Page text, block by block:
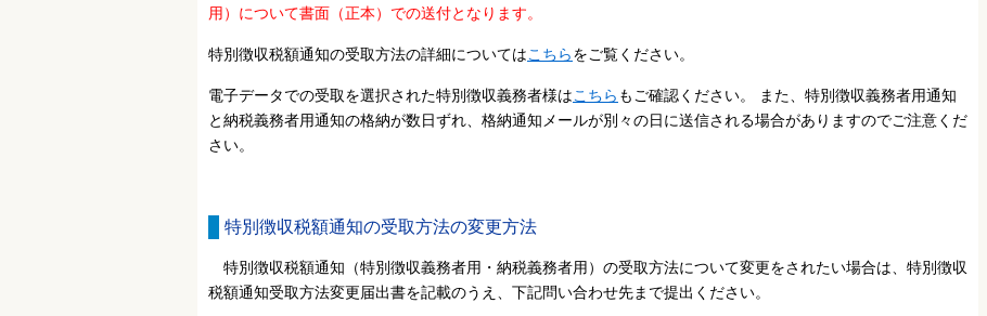
用）について書面（正本）での送付となります。
特別徴収税額通知の受取方法の詳細についてはこちらをご覧ください。
電子データでの受取を選択された特別徴収義務者様はこちら もご確認ください。 また、特別徴収義務者用通知
と納税義務者用通知の格納が数日ずれ、格納通知メールが別々の日に送信される場合がありますのでご注意くだ
さい。
特別徴収税額通知の受取方法の変更方法
特別徴収税額通知（特別徴収義務者用・納税義務者用）の受取方法について変更をされたい場合は、特別徴収
税額通知受取方法変更届出書を記載のうえ、下記問い合わせ先まで提出ください。